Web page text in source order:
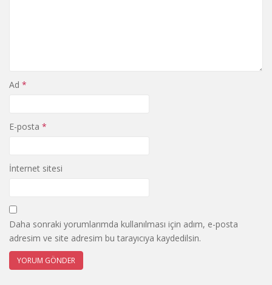
Ad *
E-posta *
İnternet sitesi
Daha sonraki yorumlarımda kullanılması için adım, e-posta
adresim ve site adresim bu tarayıcıya kaydedilsin.